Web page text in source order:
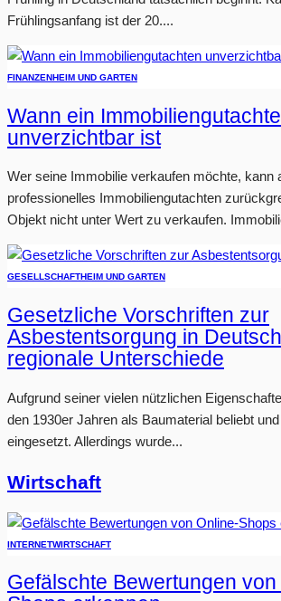
Frühlingsanfang ist der 20....
FINANZENHEIM UND GARTEN
Wann ein
unverzichtbar ist
Wer seine Immobilie verkaufen möchte, kann
professionelles Immobiliengutachten
Objekt nicht unter Wert zu verkaufen.
GESELLSCHAFTHEIM UND GARTEN
Gesetzliche Vorschriften zur
Asbestentsorgung in
regionale Unterschiede
Aufgrund seiner vielen nützlichen
den 1930er Jahren als Baumaterial beliebt
eingesetzt. Allerdings wurde...
Wirtschaft
INTERNETWIRTSCHAFT
Gefälschte Bewertungen